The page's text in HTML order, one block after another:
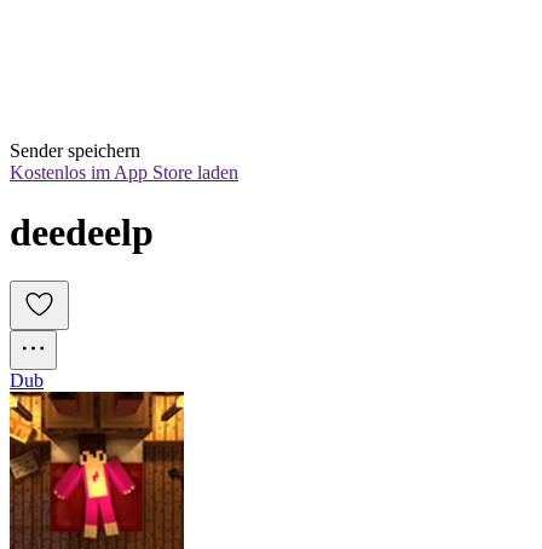
Sender speichern
Kostenlos im App Store laden
deedeelp
Dub